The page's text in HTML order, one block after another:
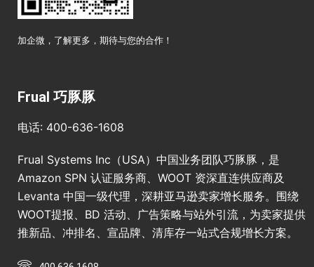
加企微，了解更多，期待与您的合作！
Frual 巧豚豚
电话: 400-636-1608
Frual Systems Inc（USA）中国业务团队巧豚豚，是
Amazon SPN 认证服务商、WOOT 资深直连供应商及
Levanta 中国一级代理，深耕亚马逊卖家增长服务。围绕
WOOT提报、BD 活动、广告策略与站外引流，为卖家提供
推新品、冲排名、宣品牌、清库存一站式合规增长方案。